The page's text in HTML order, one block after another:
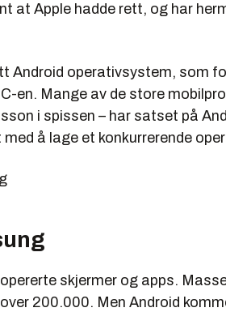
at Apple hadde rett, og har
Android operativsystem, som
en. Mange av de store
i spissen – har satset på
å lage et konkurrerende
skjermer og apps.
200.000. Men Android